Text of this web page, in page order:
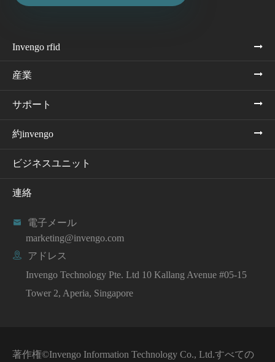
Invengo rfid
産業
サポート
約invengo
ビジネスユニット
連絡

電子メール
marketing@invengo.com

アドレス
Invengo Technology Pte. Ltd 10 Kallang Avenue #05-15
Tower 2, Aperia, Singapore
著作権©Invengo Information Technology Co., Ltd.すべての